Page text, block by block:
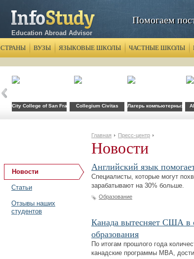
Education Abroad Advisor
Помогаем
СТРАНЫ ВУЗЫ ЯЗЫКОВЫЕ ШКОЛЫ ЧАСТНЫЕ ШКОЛЫ
City College of San FranciscoCollegium Civitas Лагерь компьютерных
Новости
Статьи
Отзывы наших
студентов
Главная Пресс-центр
Новости
Английский язык
Специалисты, которые могут
зарабатывают на 30% больше.
Образование
Канада вытесняет США в
образования
По итогам прошлого года
канадские программы MBA,